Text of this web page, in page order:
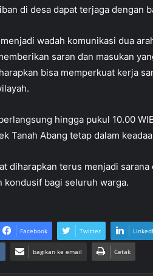
di desa dapat terjaga dengan
wadah komunikasi dua
saran dan masukan
bisa memperkuat kerja
hingga pukul 10.00
Tanah Abang tetap dalam
diharapkan terus menjadi
kondusif bagi seluruh warga.
Facebook Twitter
bagikan ke email Cetak